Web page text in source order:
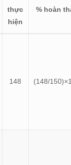
thực
hiện
% hoàn
148 (148/